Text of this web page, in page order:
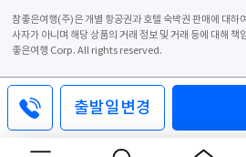
출발일변경
참좋은여행(주)은 개별 항공권과 호텔 숙박권 판매에 대하
사자가 아니며 해당 상품의 거래 정보 및 거래 등에 대해
좋은여행 Corp. All rights reserved.